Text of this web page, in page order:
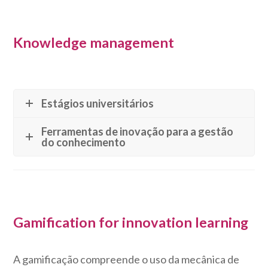
Knowledge management
Estágios universitários
Ferramentas de inovação para a gestão
do conhecimento
Gamification for innovation learning
A gamificação compreende o uso da mecânica de